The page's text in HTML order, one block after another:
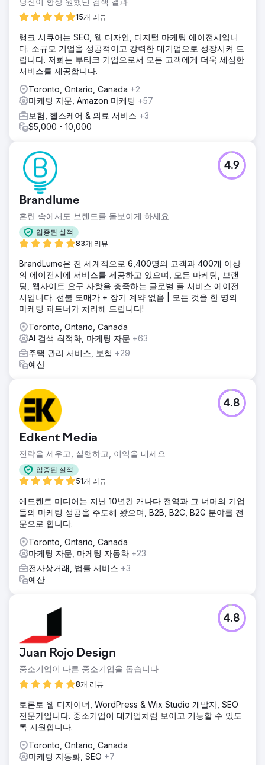
15개 리뷰
랭크 시큐어는 SEO, 웹 디자인, 디지털 마케팅 에이전시입니
다. 소규모 기업을 성공적이고 강력한 대기업으로 성장시켜 드
립니다. 저희는 부티크 기업으로서 모든 고객에게 더욱 세심한
서비스를 제공합니다.
Toronto, Ontario, Canada +2
마케팅 자문, Amazon 마케팅 +57
보험, 헬스케어 & 의료 서비스 +3
$5,000 - 10,000
Brandlume
혼란 속에서도 브랜드를 돋보이게 하세요
입증된 실적
83개 리뷰
4.9
BrandLume은 전 세계적으로 6,400명의 고객과 400개 이상
의 에이전시에 서비스를 제공하고 있으며, 모든 마케팅, 브랜
딩, 웹사이트 요구 사항을 충족하는 글로벌 풀 서비스 에이전
시입니다. 선불 도매가 + 장기 계약 없음 | 모든 것을 한 명의
마케팅 파트너가 처리해 드립니다!
Toronto, Ontario, Canada
AI 검색 최적화, 마케팅 자문 +63
주택 관리 서비스, 보험 +29
예산
Edkent Media
전략을 세우고, 실행하고, 이익을 내세요
입증된 실적
51개 리뷰
4.8
에드켄트 미디어는 지난 10년간 캐나다 전역과 그 너머의 기업
들의 마케팅 성공을 주도해 왔으며, B2B, B2C, B2G 분야를 전
문으로 합니다.
Toronto, Ontario, Canada
마케팅 자문, 마케팅 자동화 +23
전자상거래, 법률 서비스 +3
예산
Juan Rojo Design
중소기업이 다른 중소기업을 돕습니다
8개 리뷰
4.8
토론토 웹 디자이너, WordPress & Wix Studio 개발자, SEO
전문가입니다. 중소기업이 대기업처럼 보이고 기능할 수 있도
록 지원합니다.
Toronto, Ontario, Canada
마케팅 자동화, SEO +7